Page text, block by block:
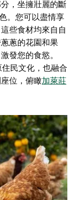
，坐擁壯麗的斷
。您可以盡情享
些食材均來自自
蔥的花園和果
發您的食慾。
民文化，也融合
位，俯瞰加萊莊